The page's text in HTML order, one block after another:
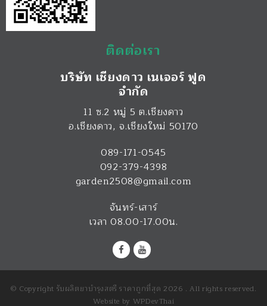
ติดต่อเรา
บริษัท เชียงดาว เนเจอร์ ฟูด
จำกัด
11 ซ.2 หมู่ 5 ต.เชียงดาว
อ.เชียงดาว, จ.เชียงใหม่ 50170
089-171-0545
092-379-4398
garden2508@gmail.com
จันทร์-เสาร์
เวลา 08.00-17.00น.
© Copyright รับผลิตยาบำรุงสตรี ราคาถูกที่สุด 2026 . All rights reserved.
Website by WPDevThai